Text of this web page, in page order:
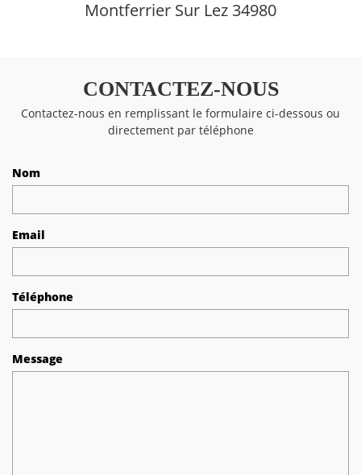
Montferrier Sur Lez 34980
CONTACTEZ-NOUS
Contactez-nous en remplissant le formulaire ci-dessous ou
directement par téléphone
Nom
Email
Téléphone
Message